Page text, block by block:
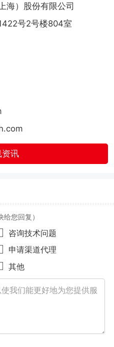
海）股份有限公司
号2号楼804室
资讯
您回复）
咨询技术问题
申请渠道代理
其他